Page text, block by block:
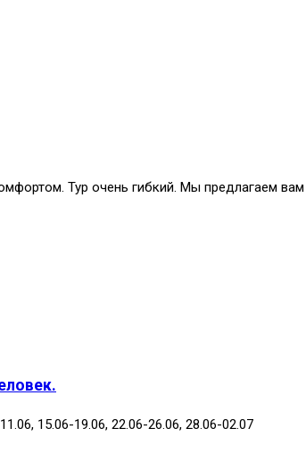
Тур очень гибкий. Мы предлагаем
15.06-19.06, 22.06-26.06, 28.06-02.07